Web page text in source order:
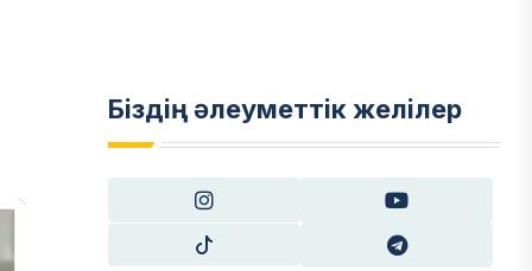
Біздің әлеуметтік желілер